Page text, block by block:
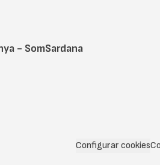
- SomSardana
Configurar cookies